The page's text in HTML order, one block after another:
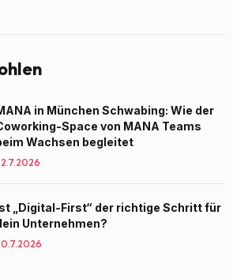
in München Schwabing: Wie der
Space von MANA Teams
Wachsen begleitet
„Digital-First“ der richtige Schritt für
Unternehmen?